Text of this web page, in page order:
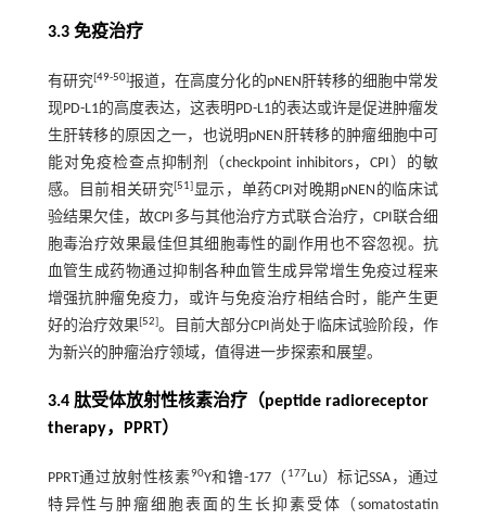
3.3 免疫治疗
有研究[49-50]报道，在高度分化的pNEN肝转移的细胞中常发
现PD-L1的高度表达，这表明PD-L1的表达或许是促进肿瘤发
生肝转移的原因之一，也说明pNEN肝转移的肿瘤细胞中可
能对免疫检查点抑制剂（checkpoint inhibitors，CPI）的敏
感。目前相关研究[51]显示，单药CPI对晚期pNEN的临床试
验结果欠佳，故CPI多与其他治疗方式联合治疗，CPI联合细
胞毒治疗效果最佳但其细胞毒性的副作用也不容忽视。抗
血管生成药物通过抑制各种血管生成异常增生免疫过程来
增强抗肿瘤免疫力，或许与免疫治疗相结合时，能产生更
好的治疗效果[52]。目前大部分CPI尚处于临床试验阶段，作
为新兴的肿瘤治疗领域，值得进一步探索和展望。
3.4 肽受体放射性核素治疗（peptide radioreceptor
therapy，PPRT）
PPRT通过放射性核素90Y和镥-177（ 177Lu）标记SSA，通过
特异性与肿瘤细胞表面的生长抑素受体（somatostatin